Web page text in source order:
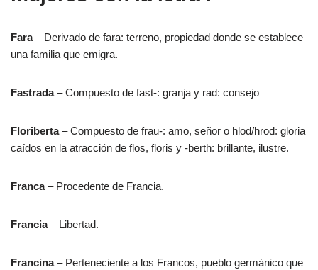
Fara– Derivado de fara: terreno, propiedad donde se establece
una familia que emigra.
Fastrada– Compuesto de fast-: granja y rad: consejo
Floriberta– Compuesto de frau-: amo, señor o hlod/hrod: gloria
caídos en la atracción de flos, floris y -berth: brillante, ilustre.
Franca– Procedente de Francia.
Francia– Libertad.
Francina– Perteneciente a los Francos, pueblo germánico que